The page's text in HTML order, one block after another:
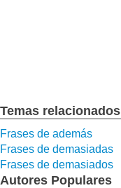
Temas relacionados
Frases de además
Frases de demasiadas
Frases de demasiados
Autores Populares